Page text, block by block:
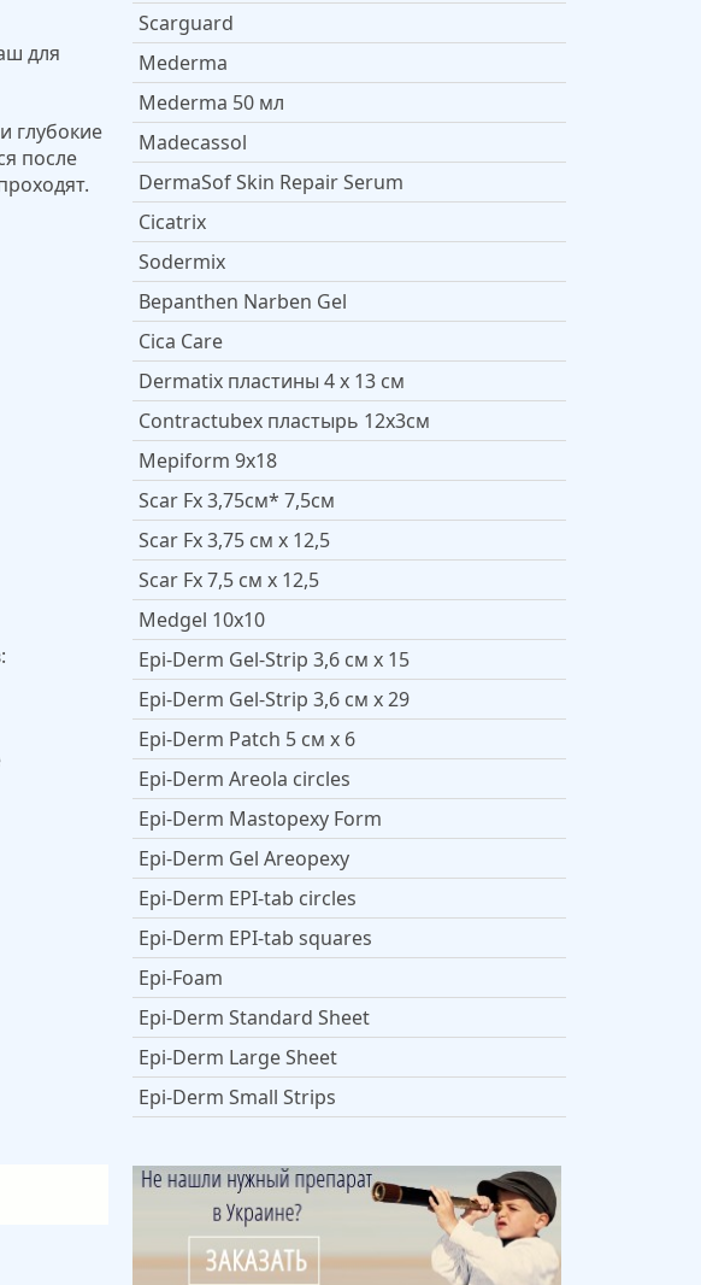
для
глубокие
после
Scarguard
Mederma
Mederma 50 мл
Madecassol
DermaSof Skin Repair Serum
Cicatrix
Sodermix
Bepanthen Narben Gel
Cica Care
Dermatix пластины 4 х 13 см
Contractubex пластырь 12х3см
Мepiform 9х18
Scar Fx 3,75см* 7,5см
Scar Fx 3,75 см x 12,5
Scar Fx 7,5 см x 12,5
Medgel 10x10
Epi-Derm Gel-Strip 3,6 см x 15
Epi-Derm Gel-Strip 3,6 см x 29
Epi-Derm Patch 5 см x 6
Epi-Derm Areola circles
Epi-Derm Mastopexy Form
Epi-Derm Gel Areopexy
Epi-Derm EPI-tab circles
Epi-Derm EPI-tab squares
Epi-Foam
Epi-Derm Standard Sheet
Epi-Derm Large Sheet
Epi-Derm Small Strips